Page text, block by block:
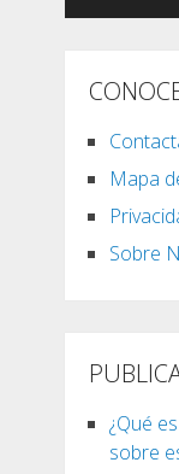
Mapa
Sobre
¿Qué
sobre